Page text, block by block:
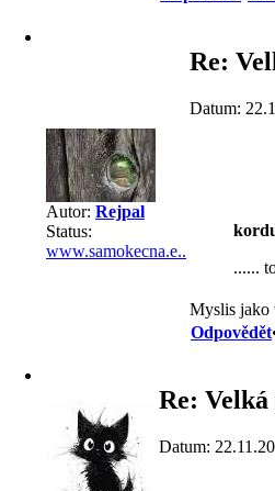
Autor: Rejpal
Status:
www.samokecna.e..
Re:
Datum:
......
Myslis jako
Odpovědět
Re:
Datum: